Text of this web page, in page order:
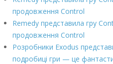
продовження Control
Remedy представила гру
продовження Control
Розробники Exodus
подробиці гри — це